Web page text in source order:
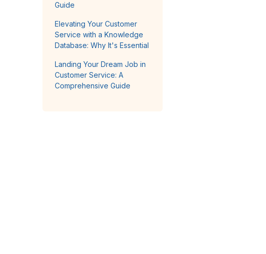
Guide
Elevating Your Customer
Service with a Knowledge
Database: Why It's Essential
Landing Your Dream Job in
Customer Service: A
Comprehensive Guide